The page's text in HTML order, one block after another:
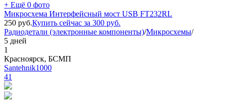
+ Ещё 0 фото
Микросхема Интерфейсный мост USB FT232RL
250 руб.Купить сейчас за 300 руб.
Радиодетали (электронные компоненты)/Микросхемы/
5 дней
1
Красноярск, БСМП
Santehnik1000
41